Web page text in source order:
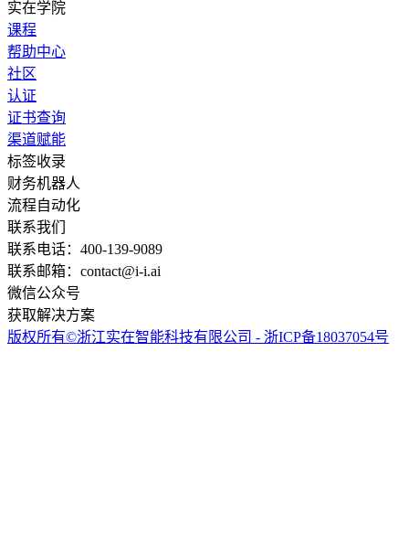
实在学院
课程
帮助中心
社区
认证
证书查询
渠道赋能
标签收录
财务机器人
流程自动化
联系我们
联系电话：400-139-9089
联系邮箱：contact@i-i.ai
微信公众号
获取解决方案
版权所有©浙江实在智能科技有限公司 - 浙ICP备18037054号